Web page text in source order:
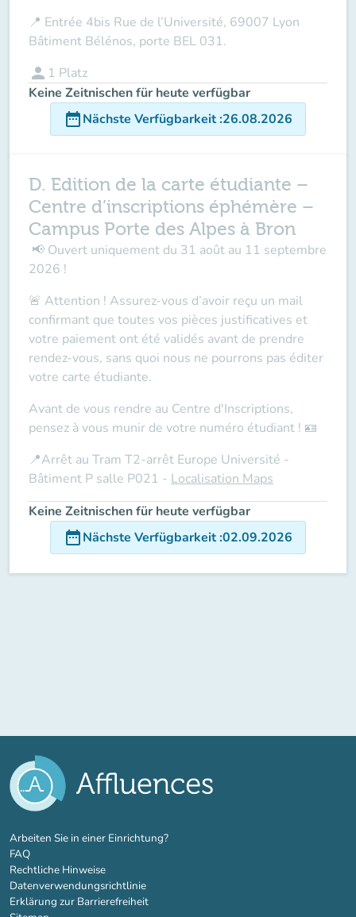
📍 Entrée 4bis Rue de l’Université, 69007 Lyon
Bâtiment Bélénos, porte BEL 031.
person 1 Platz
Keine Zeitnischen für heute verfügbar
date_rangeNächste Verfügbarkeit:26.08.2026
D. Edition de la carte étudiante –
Centre d’inscriptions éphémère –
Campus Porte des Alpes à Bron
📢 Ouvert uniquement du 31 août au 11 septembre
2026 !
🚨 Attention ! Assurez-vous d’avoir reçu un mail
confirmant que toutes vos pièces justificatives et
votre paiement ont été validés avant de prendre
rendez-vous, sans quoi nous ne pourrons pas éditer
votre carte étudiante.
Avant de vous rendre au Centre d'Inscriptions,
pensez à vous munir de votre numéro étudiant ! 🪪
📍Arrêt au Tram T2-arrêt Europe Université -
Bâtiment P salle P021 - Localisation Maps
Keine Zeitnischen für heute verfügbar
date_rangeNächste Verfügbarkeit:02.09.2026
Arbeiten Sie in einer Einrichtung?(new tab)
FAQ
Rechtliche Hinweise
Datenverwendungsrichtlinie
Erklärung zur Barrierefreiheit